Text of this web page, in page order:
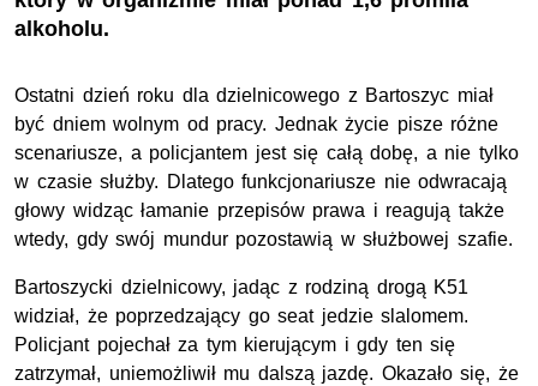
alkoholu.
Ostatni dzień roku dla dzielnicowego z Bartoszyc miał
być dniem wolnym od pracy. Jednak życie pisze różne
scenariusze, a policjantem jest się całą dobę, a nie tylko
w czasie służby. Dlatego funkcjonariusze nie odwracają
głowy widząc łamanie przepisów prawa i reagują także
wtedy, gdy swój mundur pozostawią w służbowej szafie.
Bartoszycki dzielnicowy, jadąc z rodziną drogą K51
widział, że poprzedzający go seat jedzie slalomem.
Policjant pojechał za tym kierującym i gdy ten się
zatrzymał, uniemożliwił mu dalszą jazdę. Okazało się, że